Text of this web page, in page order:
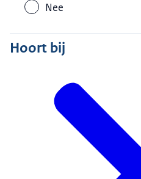
Nee
Hoort bij